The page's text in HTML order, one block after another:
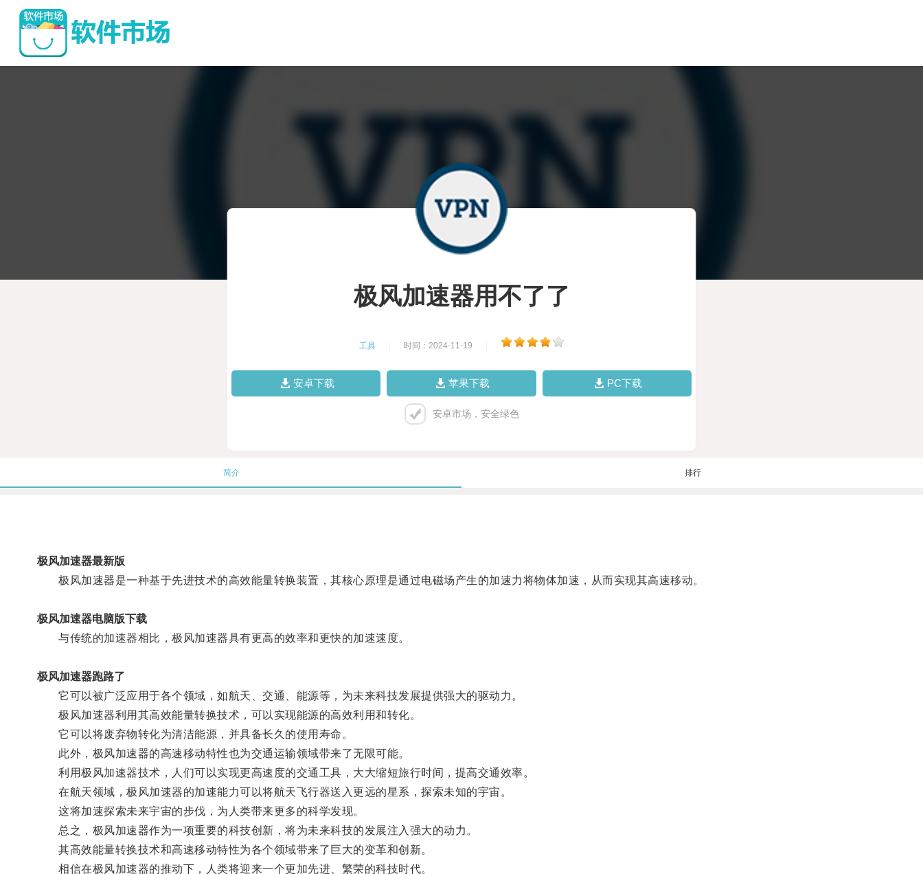
极风加速器用不了了
工具 时间：2024-11-19
安卓下载 苹果下载 PC下载
安卓市场，安全绿色
简介 排行
极风加速器最新版
极风加速器是一种基于先进技术的高效能量转换装置，其核心原理是通过电磁场产生的加速力将物体加速，从而实现其高速移动。
极风加速器电脑版下载
与传统的加速器相比，极风加速器具有更高的效率和更快的加速速度。
极风加速器跑路了
它可以被广泛应用于各个领域，如航天、交通、能源等，为未来科技发展提供强大的驱动力。
极风加速器利用其高效能量转换技术，可以实现能源的高效利用和转化。
它可以将废弃物转化为清洁能源，并具备长久的使用寿命。
此外，极风加速器的高速移动特性也为交通运输领域带来了无限可能。
利用极风加速器技术，人们可以实现更高速度的交通工具，大大缩短旅行时间，提高交通效率。
在航天领域，极风加速器的加速能力可以将航天飞行器送入更远的星系，探索未知的宇宙。
这将加速探索未来宇宙的步伐，为人类带来更多的科学发现。
总之，极风加速器作为一项重要的科技创新，将为未来科技的发展注入强大的动力。
其高效能量转换技术和高速移动特性为各个领域带来了巨大的变革和创新。
相信在极风加速器的推动下，人类将迎来一个更加先进、繁荣的科技时代。